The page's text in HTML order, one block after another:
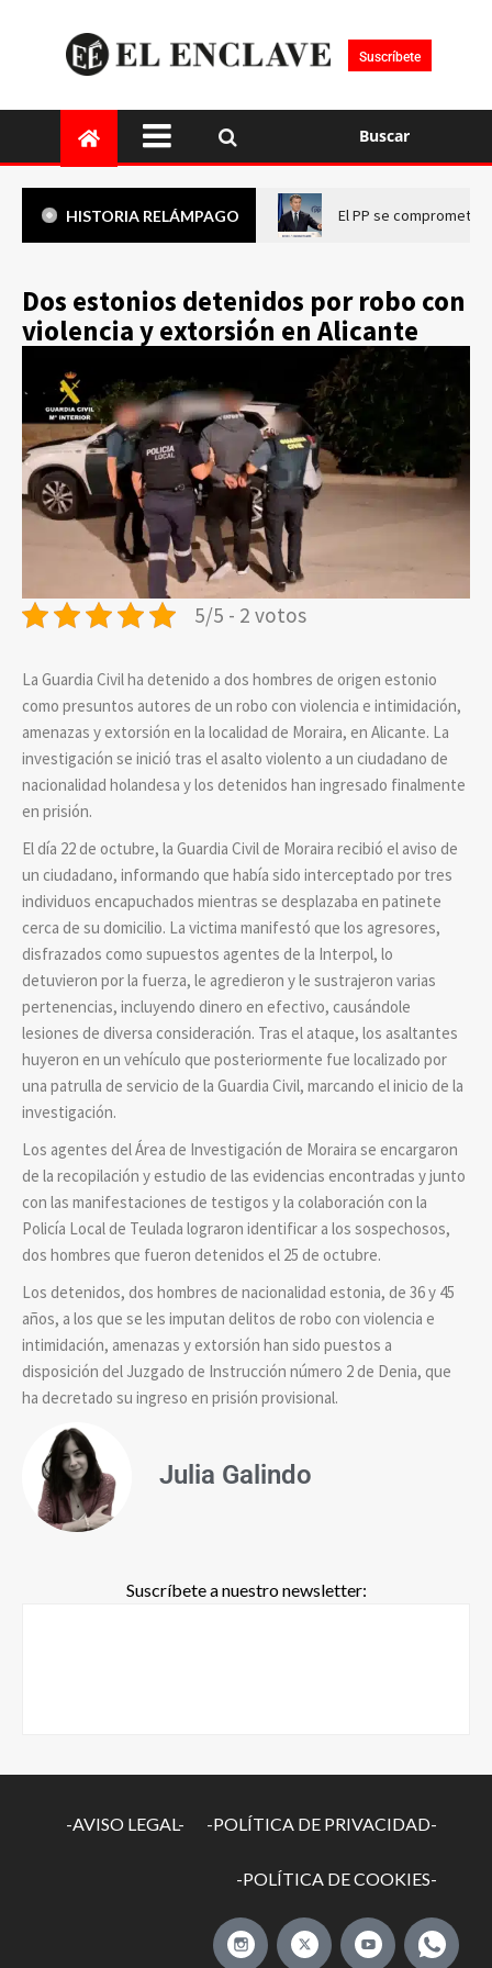
Suscríbete
Buscar
HISTORIA RELÁMPAGO El PP se compromete
Dos estonios detenidos por robo con
violencia y extorsión en Alicante
5/5 - 2 votos
La Guardia Civilha detenido a dos hombres de origen estonio
como presuntos autores de un robo con violencia e intimidación,
amenazas y extorsión en la localidad de Moraira, en Alicante. La
investigación se inició tras el asalto violento a un ciudadano de
nacionalidad holandesa y los detenidos han ingresado finalmente
en prisión.
El día 22 de octubre, la Guardia Civil de Moraira recibió el aviso de
un ciudadano, informando que había sido interceptado por tres
individuos encapuchados mientras se desplazaba en patinete
cerca de su domicilio. La victima manifestó que los agresores,
disfrazados como supuestos agentes de la Interpol, lo
detuvieron por la fuerza, le agredieron y le sustrajeron varias
pertenencias, incluyendo dinero en efectivo, causándole
lesiones de diversa consideración. Tras el ataque, los asaltantes
huyeron en un vehículo que posteriormente fue localizado por
una patrulla de servicio de la Guardia Civil, marcando el inicio de la
investigación.
Los agentes del Área de Investigación de Moraira se encargaron
de la recopilación y estudio de las evidencias encontradas y junto
con las manifestaciones de testigos y la colaboración con la
Policía Local de Teulada lograron identificar a los sospechosos,
dos hombres que fueron detenidos el 25 de octubre.
Los detenidos, dos hombres de nacionalidad estonia, de 36 y 45
años, a los que se les imputan delitos de robo con violencia e
intimidación, amenazas y extorsión han sido puestos a
disposición del Juzgado de Instrucción número 2 de Denia, que
ha decretado su ingreso en prisión provisional.
Julia Galindo
Suscríbete a nuestro newsletter:
-AVISO LEGAL- -POLÍTICA DE PRIVACIDAD-
-POLÍTICA DE COOKIES-